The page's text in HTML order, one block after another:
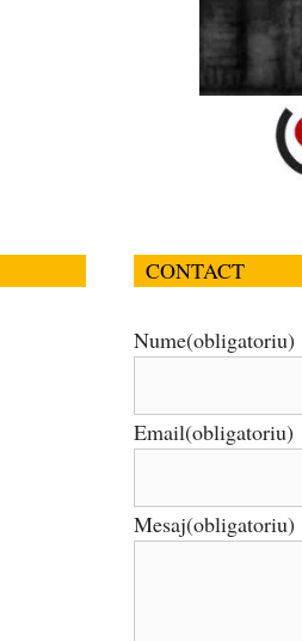
CONTACT
Nume(obligatoriu)
Email(obligatoriu)
Mesaj(obligatoriu)